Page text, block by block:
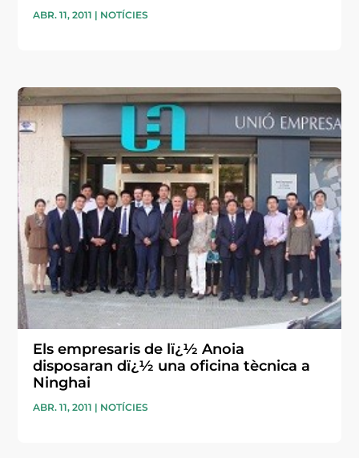
ABR. 11, 2011 | NOTÍCIES
Els empresaris de lï¿½ Anoia
disposaran dï¿½ una oficina tècnica a
Ninghai
ABR. 11, 2011 | NOTÍCIES